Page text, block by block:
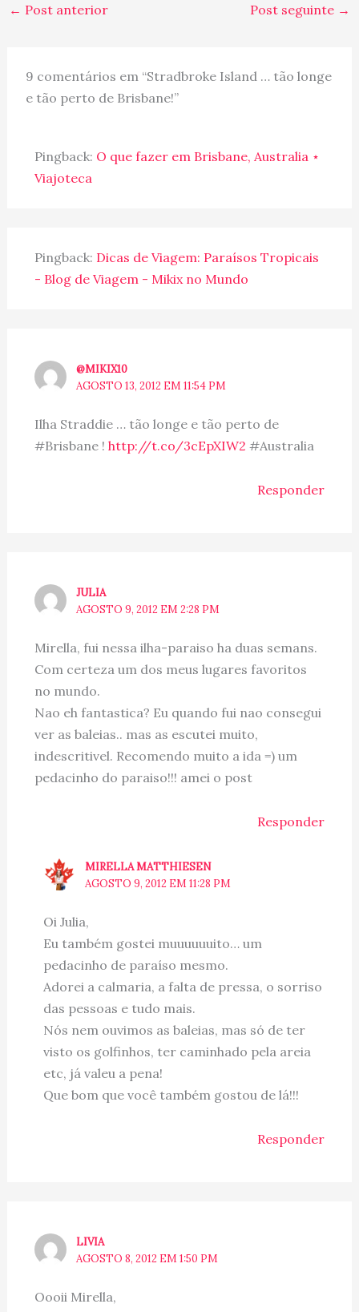
← Post anterior Post seguinte →
9 comentários em “Stradbroke Island … tão longe
e tão perto de Brisbane!”
Pingback: O que fazer em Brisbane, Australia ⋆
Viajoteca
Pingback: Dicas de Viagem: Paraísos Tropicais
- Blog de Viagem - Mikix no Mundo
@MIKIX10
AGOSTO 13, 2012 EM 11:54 PM
Ilha Straddie … tão longe e tão perto de
#Brisbane ! http://t.co/3cEpXIW2 #Australia
Responder
JULIA
AGOSTO 9, 2012 EM 2:28 PM
Mirella, fui nessa ilha-paraiso ha duas semans.
Com certeza um dos meus lugares favoritos
no mundo.
Nao eh fantastica? Eu quando fui nao consegui
ver as baleias.. mas as escutei muito,
indescritivel. Recomendo muito a ida =) um
pedacinho do paraiso!!! amei o post
Responder
MIRELLA MATTHIESEN
AGOSTO 9, 2012 EM 11:28 PM
Oi Julia,
Eu também gostei muuuuuuito… um
pedacinho de paraíso mesmo.
Adorei a calmaria, a falta de pressa, o sorriso
das pessoas e tudo mais.
Nós nem ouvimos as baleias, mas só de ter
visto os golfinhos, ter caminhado pela areia
etc, já valeu a pena!
Que bom que você também gostou de lá!!!
Responder
LIVIA
AGOSTO 8, 2012 EM 1:50 PM
Oooii Mirella,